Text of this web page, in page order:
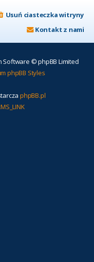
Usuń ciasteczka witryny
Kontakt z nami
Software © phpBB Limited
phpBB Styles
phpBB.pl